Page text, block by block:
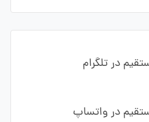
در تلگرام
در واتساپ